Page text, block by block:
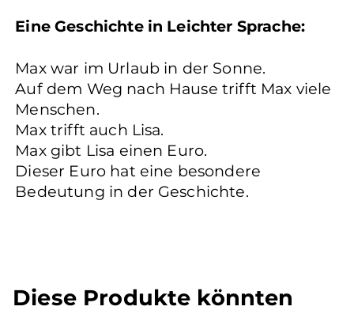
Eine Geschichte in Leichter Sprache:
Max war im Urlaub in der Sonne.
Auf dem Weg nach Hause trifft Max viele
Menschen.
Max trifft auch Lisa.
Max gibt Lisa einen Euro.
Dieser Euro hat eine besondere
Bedeutung in der Geschichte.
Diese Produkte könnten